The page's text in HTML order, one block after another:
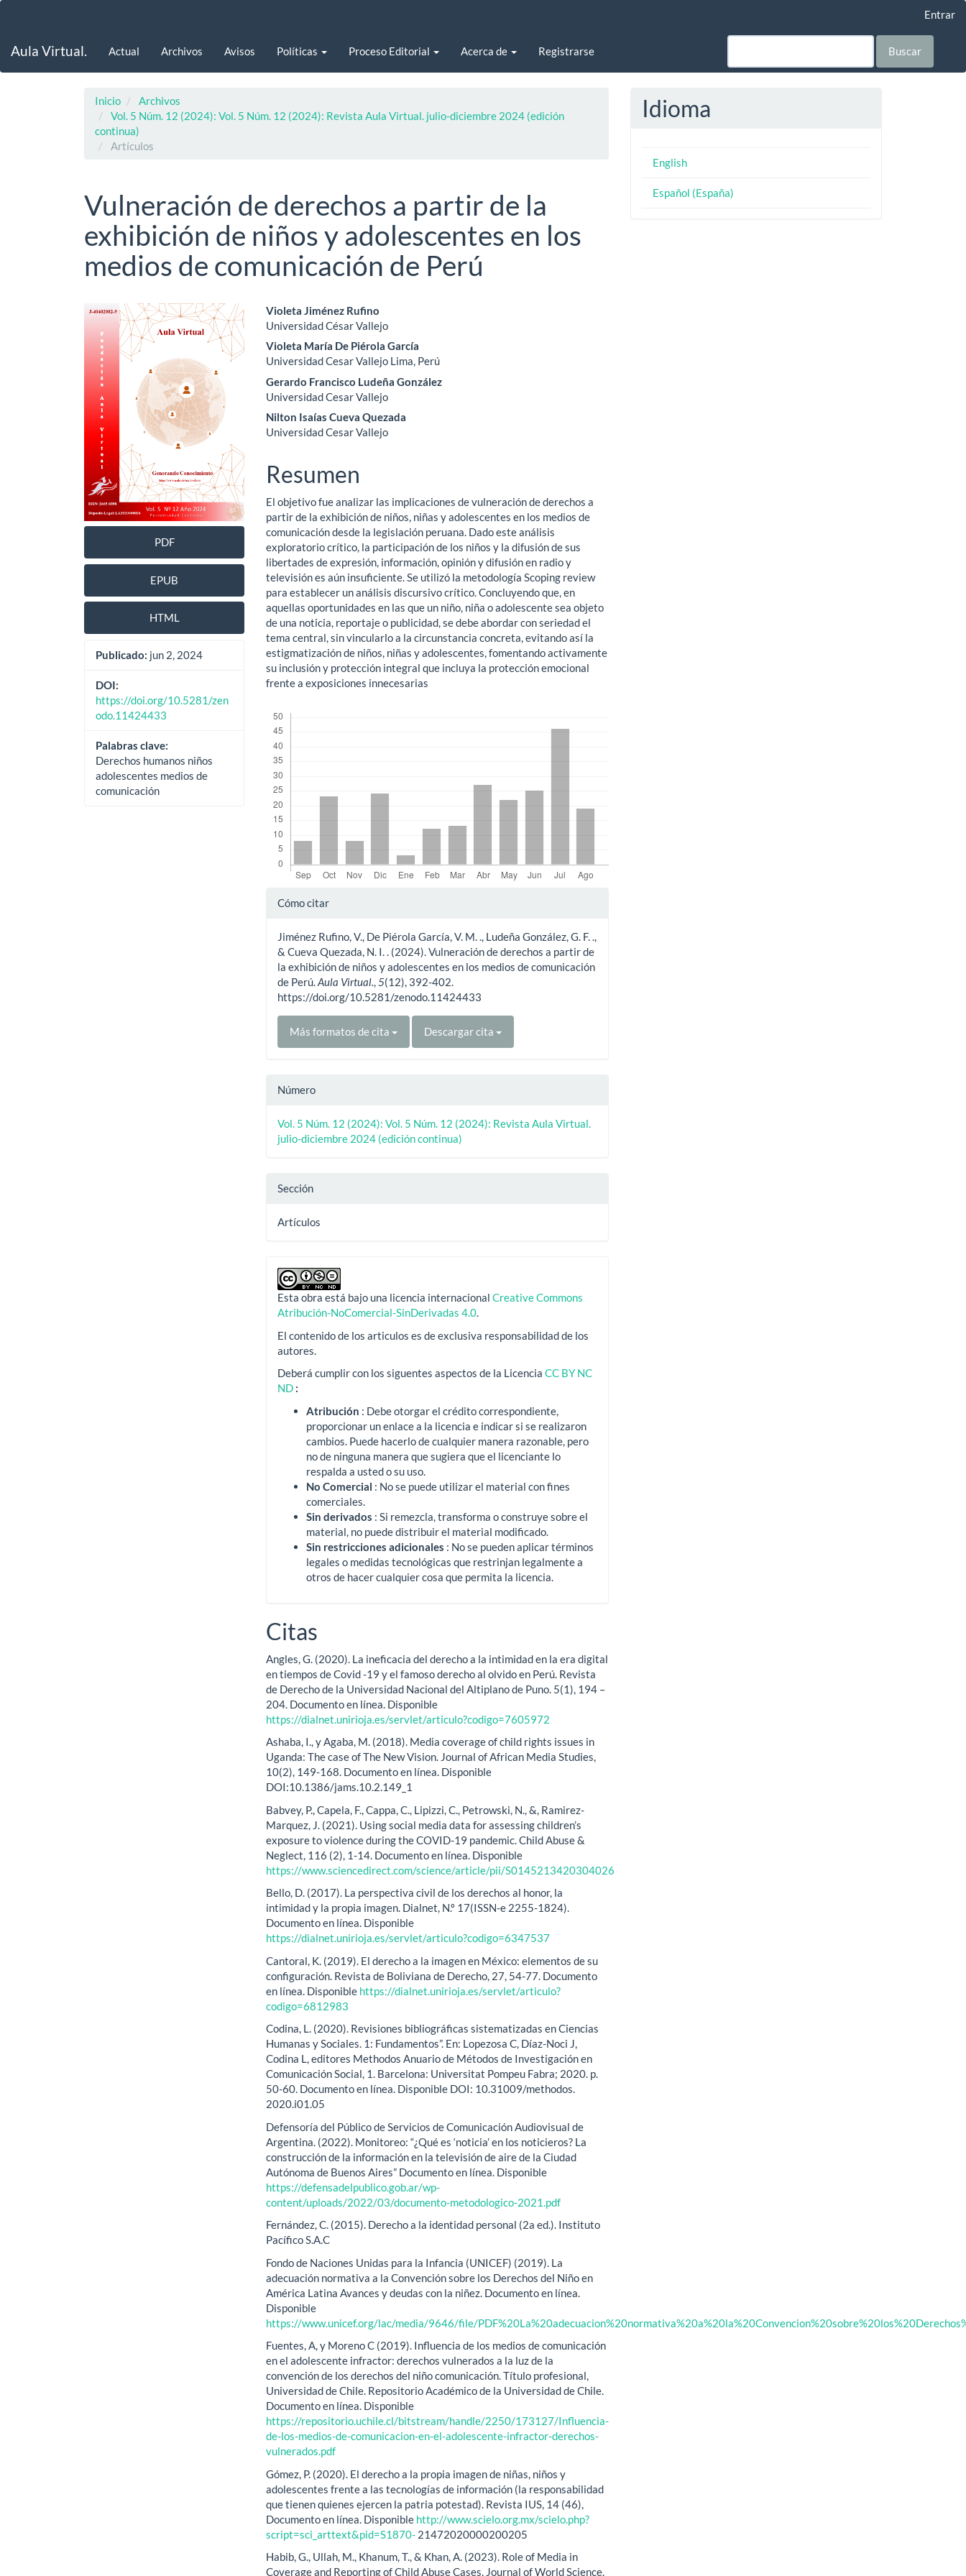
principal
Entrar
Aula Virtual. Actual Archivos Avisos Políticas Proceso Editorial Acerca de Registrarse Buscar
Inicio
Archivos
Vol. 5 Núm. 12 (2024): Vol. 5 Núm. 12 (2024): Revista Aula Virtual. julio-diciembre 2024 (edición
continua)
Artículos
Vulneración de derechos a partir de la
exhibición de niños y adolescentes en los
medios de comunicación de Perú
Barra
lateral
del
artículo
PDF
EPUB
HTML
Publicado: jun 2, 2024
DOI:
https://doi.org/10.5281/zen
odo.11424433
Palabras clave:
Derechos humanos niños
adolescentes medios de
comunicación
Contenido
principal
del
artículo
Violeta Jiménez Rufino
Universidad César Vallejo
Violeta María De Piérola García
Universidad Cesar Vallejo Lima, Perú
Gerardo Francisco Ludeña González
Universidad Cesar Vallejo
Nilton Isaías Cueva Quezada
Universidad Cesar Vallejo
Resumen
El objetivo fue analizar las implicaciones de vulneración de derechos a
partir de la exhibición de niños, niñas y adolescentes en los medios de
comunicación desde la legislación peruana. Dado este análisis
exploratorio crítico, la participación de los niños y la difusión de sus
libertades de expresión, información, opinión y difusión en radio y
televisión es aún insuficiente. Se utilizó la metodología Scoping review
para establecer un análisis discursivo crítico. Concluyendo que, en
aquellas oportunidades en las que un niño, niña o adolescente sea objeto
de una noticia, reportaje o publicidad, se debe abordar con seriedad el
tema central, sin vincularlo a la circunstancia concreta, evitando así la
estigmatización de niños, niñas y adolescentes, fomentando activamente
su inclusión y protección integral que incluya la protección emocional
frente a exposiciones innecesarias
Detalles
artículo
Cómo citar
Jiménez Rufino, V., De Piérola García, V. M. ., Ludeña González, G. F. .,
& Cueva Quezada, N. I. . (2024). Vulneración de derechos a partir de
la exhibición de niños y adolescentes en los medios de comunicación
de Perú.Aula Virtual.,5(12), 392-402.
https://doi.org/10.5281/zenodo.11424433
Más formatos de cita Descargar cita
Número
Vol. 5 Núm. 12 (2024): Vol. 5 Núm. 12 (2024): Revista Aula Virtual.
julio-diciembre 2024 (edición continua)
Sección
Artículos
Esta obra está bajo una licencia internacionalCreative Commons
Atribución-NoComercial-SinDerivadas 4.0.
El contenido de los articulos es de exclusiva responsabilidad de los
autores.
Deberá cumplir con los siguentes aspectos de la LicenciaCC BY NC
ND :
Atribución : Debe otorgar el crédito correspondiente,
proporcionar un enlace a la licencia e indicar si se realizaron
cambios. Puede hacerlo de cualquier manera razonable, pero
no de ninguna manera que sugiera que el licenciante lo
respalda a usted o su uso.
No Comercial : No se puede utilizar el material con fines
comerciales.
Sin derivados : Si remezcla, transforma o construye sobre el
material, no puede distribuir el material modificado.
Sin restricciones adicionales : No se pueden aplicar términos
legales o medidas tecnológicas que restrinjan legalmente a
otros de hacer cualquier cosa que permita la licencia.
Citas
Angles, G. (2020). La ineficacia del derecho a la intimidad en la era digital
en tiempos de Covid -19 y el famoso derecho al olvido en Perú. Revista
de Derecho de la Universidad Nacional del Altiplano de Puno. 5(1), 194 –
204. Documento en línea. Disponible
https://dialnet.unirioja.es/servlet/articulo?codigo=7605972
Ashaba, I., y Agaba, M. (2018). Media coverage of child rights issues in
Uganda: The case of The New Vision. Journal of African Media Studies,
10(2), 149-168. Documento en línea. Disponible
DOI:10.1386/jams.10.2.149_1
Babvey, P., Capela, F., Cappa, C., Lipizzi, C., Petrowski, N., &, Ramirez-
Marquez, J. (2021). Using social media data for assessing children’s
exposure to violence during the COVID-19 pandemic. Child Abuse &
Neglect, 116 (2), 1-14. Documento en línea. Disponible
https://www.sciencedirect.com/science/article/pii/S0145213420304026
Bello, D. (2017). La perspectiva civil de los derechos al honor, la
intimidad y la propia imagen. Dialnet, N.º 17(ISSN-e 2255-1824).
Documento en línea. Disponible
https://dialnet.unirioja.es/servlet/articulo?codigo=6347537
Cantoral, K. (2019). El derecho a la imagen en México: elementos de su
configuración. Revista de Boliviana de Derecho, 27, 54-77. Documento
en línea. Disponible https://dialnet.unirioja.es/servlet/articulo?
codigo=6812983
Codina, L. (2020). Revisiones bibliográficas sistematizadas en Ciencias
Humanas y Sociales. 1: Fundamentos”. En: Lopezosa C, Díaz-Noci J,
Codina L, editores Methodos Anuario de Métodos de Investigación en
Comunicación Social, 1. Barcelona: Universitat Pompeu Fabra; 2020. p.
50-60. Documento en línea. Disponible DOI: 10.31009/methodos.
2020.i01.05
Defensoría del Público de Servicios de Comunicación Audiovisual de
Argentina. (2022). Monitoreo: “¿Qué es ‘noticia’ en los noticieros? La
construcción de la información en la televisión de aire de la Ciudad
Autónoma de Buenos Aires” Documento en línea. Disponible
https://defensadelpublico.gob.ar/wp-
content/uploads/2022/03/documento-metodologico-2021.pdf
Fernández, C. (2015). Derecho a la identidad personal (2a ed.). Instituto
Pacífico S.A.C
Fondo de Naciones Unidas para la Infancia (UNICEF) (2019). La
adecuación normativa a la Convención sobre los Derechos del Niño en
América Latina Avances y deudas con la niñez. Documento en línea.
Disponible
https://www.unicef.org/lac/media/9646/file/
Fuentes, A, y Moreno C (2019). Influencia de los medios de comunicación
en el adolescente infractor: derechos vulnerados a la luz de la
convención de los derechos del niño comunicación. Título profesional,
Universidad de Chile. Repositorio Académico de la Universidad de Chile.
Documento en línea. Disponible
https://repositorio.uchile.cl/bitstream/handle/2250/173127/Influencia-
de-los-medios-de-comunicacion-en-el-adolescente-infractor-derechos-
vulnerados.pdf
Gómez, P. (2020). El derecho a la propia imagen de niñas, niños y
adolescentes frente a las tecnologías de información (la responsabilidad
que tienen quienes ejercen la patria potestad). Revista IUS, 14 (46),
Documento en línea. Disponible http://www.scielo.org.mx/scielo.php?
script=sci_arttext&pid=S1870- 21472020000200205
Habib, G., Ullah, M., Khanum, T., & Khan, A. (2023). Role of Media in
Coverage and Reporting of Child Abuse Cases. Journal of World Science.
Idioma
English
Español (España)